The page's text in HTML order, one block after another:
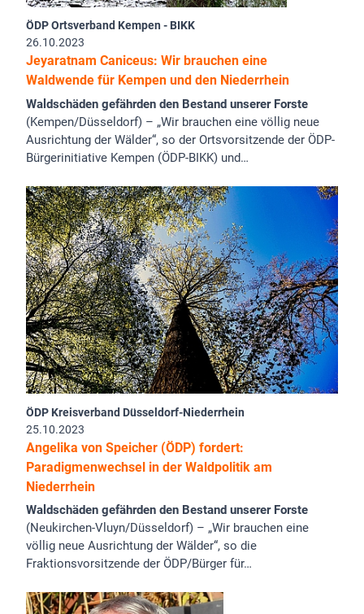
ÖDP Ortsverband Kempen - BIKK
26.10.2023
Jeyaratnam Caniceus: Wir brauchen eine
Waldwende für Kempen und den Niederrhein
Waldschäden gefährden den Bestand unserer Forste
(Kempen/Düsseldorf) – „Wir brauchen eine völlig neue
Ausrichtung der Wälder“, so der Ortsvorsitzende der ÖDP-
Bürgerinitiative Kempen (ÖDP-BIKK) und…
ÖDP Kreisverband Düsseldorf-Niederrhein
25.10.2023
Angelika von Speicher (ÖDP) fordert:
Paradigmenwechsel in der Waldpolitik am
Niederrhein
Waldschäden gefährden den Bestand unserer Forste
(Neukirchen-Vluyn/Düsseldorf) – „Wir brauchen eine
völlig neue Ausrichtung der Wälder“, so die
Fraktionsvorsitzende der ÖDP/Bürger für…